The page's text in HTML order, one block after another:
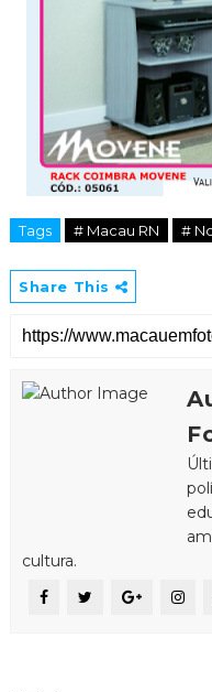
Tags # Macau RN #
Share This
cultura.